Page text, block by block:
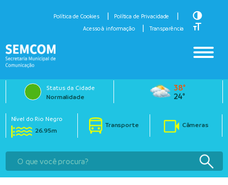
Política de Cookies
Política de Privacidade
Acesso à informação
Transparência
Toggle
Toggle
Status da Cidade
Normalidade
38°
24°
Nível do Rio Negro
26.95m
Transporte Câmeras